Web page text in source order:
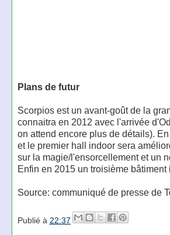
Plans de futur
Scorpios est un avant-goût de la
connaitra en 2012 avec l'arrivée
on attend encore plus de détails).
et le premier hall indoor sera
sur la magie/l'ensorcellement et un
Enfin en 2015 un troisième
Source: communiqué de presse de
Publié à 22:37